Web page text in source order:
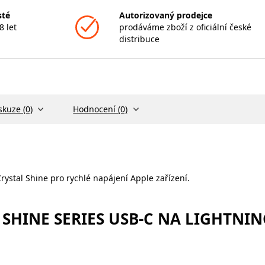
let
Autorizovaný prodejce
prodáváme zboží z oficiální české
distribuce
(0) Hodnocení (0)
Shine pro rychlé napájení Apple zařízení.
SHINE SERIES USB-C NA